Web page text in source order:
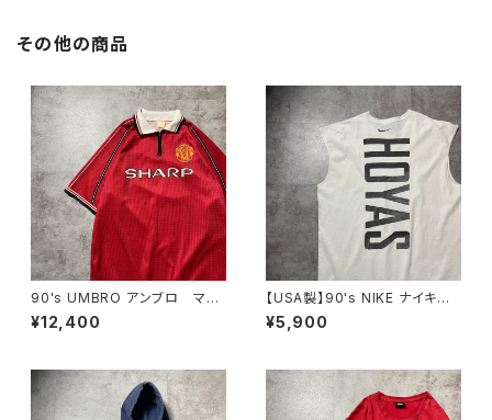
その他の商品
90's UMBRO アンブロ マン
チェスターユナイテッド イング
ランドプレミアリーグ ハーフジ
カーシャツ
¥12,400
【USA製】90's NIKE ナイキ
Georgetown Hoyas バックプ
リント ホワイト 白 ノースリ
¥5,900